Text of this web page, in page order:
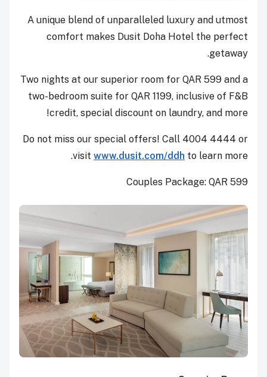
A unique blend of unparalleled luxury and utmost
comfort makes Dusit Doha Hotel the perfect
getaway.
Two nights at our superior room for QAR 599 and a
two-bedroom suite for QAR 1199, inclusive of F&B
credit, special discount on laundry, and more!
Do not miss our special offers! Call 4004 4444 or
visit www.dusit.com/ddh to learn more.
Couples Package: QAR 599